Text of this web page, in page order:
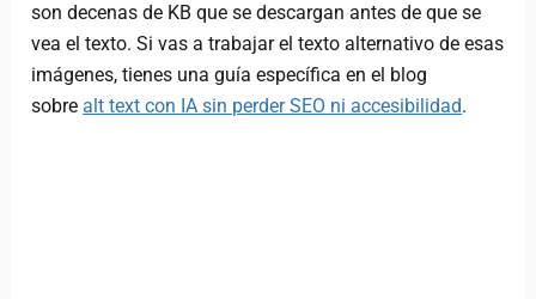
son decenas de KB que se descargan antes de que se
vea el texto. Si vas a trabajar el texto alternativo de esas
imágenes, tienes una guía específica en el blog
sobre alt text con IA sin perder SEO ni accesibilidad.